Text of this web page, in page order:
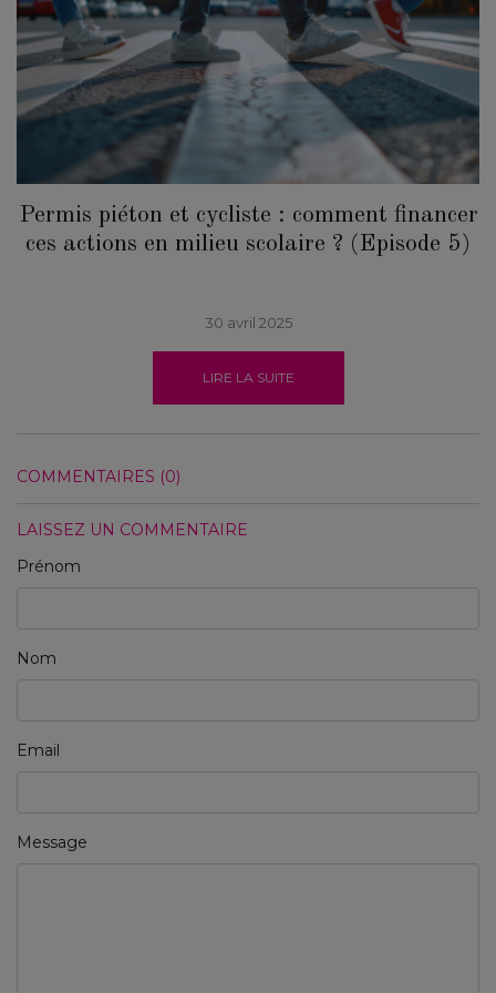
Permis piéton et cycliste : comment financer
ces actions en milieu scolaire ? (Episode 5)
30 avril 2025
LIRE LA SUITE
COMMENTAIRES (0)
LAISSEZ UN COMMENTAIRE
Prénom
Nom
Email
Message